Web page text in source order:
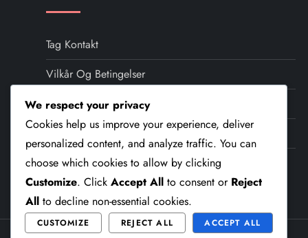
Tag Kontakt
Vilkår Og Betingelser
Dit Privatliv
Hvem Vi Er
Cookiepolitik
We respect your privacy
Cookies help us improve your experience, deliver
personalized content, and analyze traffic. You can
choose which cookies to allow by clicking
Customize. Click Accept All to consent or Reject
All to decline non-essential cookies.
CUSTOMIZE REJECT ALL ACCEPT ALL